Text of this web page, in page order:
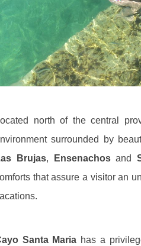
north of the central
surrounded by
Brujas, Ensenachosand
that assure a visitor an
Santa Maria has a